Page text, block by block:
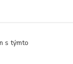
s týmto